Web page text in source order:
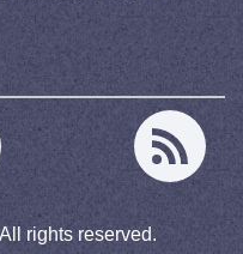
All rights reserved.